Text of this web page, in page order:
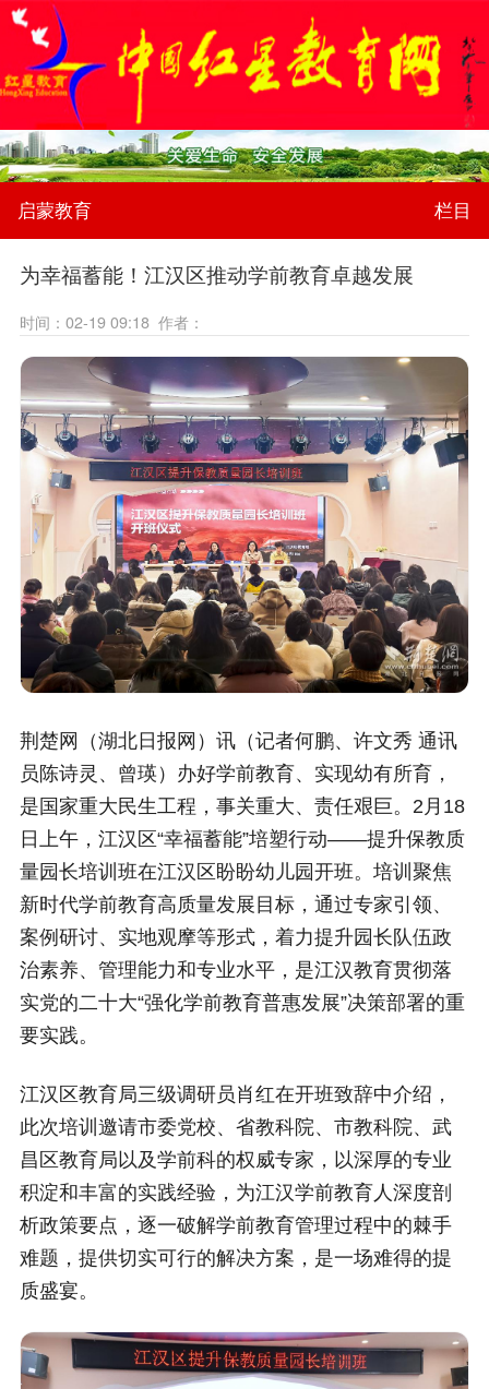
启蒙教育 栏目
为幸福蓄能！江汉区推动学前教育卓越发展
时间：02-19 09:18 作者：
荆楚网（湖北日报网）讯（记者何鹏、许文秀 通讯
员陈诗灵、曾瑛）办好学前教育、实现幼有所育，
是国家重大民生工程，事关重大、责任艰巨。2月18
日上午，江汉区“幸福蓄能”培塑行动——提升保教质
量园长培训班在江汉区盼盼幼儿园开班。培训聚焦
新时代学前教育高质量发展目标，通过专家引领、
案例研讨、实地观摩等形式，着力提升园长队伍政
治素养、管理能力和专业水平，是江汉教育贯彻落
实党的二十大“强化学前教育普惠发展”决策部署的重
要实践。
江汉区教育局三级调研员肖红在开班致辞中介绍，
此次培训邀请市委党校、省教科院、市教科院、武
昌区教育局以及学前科的权威专家，以深厚的专业
积淀和丰富的实践经验，为江汉学前教育人深度剖
析政策要点，逐一破解学前教育管理过程中的棘手
难题，提供切实可行的解决方案，是一场难得的提
质盛宴。